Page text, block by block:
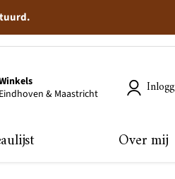
Eindhoven & Maastricht
Over mij